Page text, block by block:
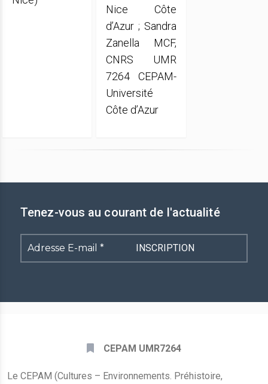
Nice Côte
d’Azur ; Sandra
Zanella MCF,
CNRS UMR
7264 CEPAM-
Université
Côte d’Azur
Tenez-vous au courant de l'actualité
Adresse
E-
CEPAM UMR7264
Le CEPAM (Cultures – Environnements. Préhistoire,